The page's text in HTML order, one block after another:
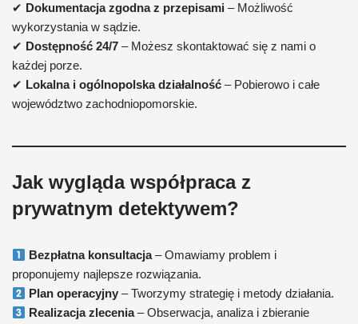
✔ Dokumentacja zgodna z przepisami – Możliwość
wykorzystania w sądzie.
✔ Dostępność 24/7 – Możesz skontaktować się z nami o
każdej porze.
✔ Lokalna i ogólnopolska działalność – Pobierowo i całe
województwo zachodniopomorskie.
Jak wygląda współpraca z
prywatnym detektywem?
Bezpłatna konsultacja– Omawiamy problem i
proponujemy najlepsze rozwiązania.
Plan operacyjny – Tworzymy strategię i metody działania.
Realizacja zlecenia– Obserwacja, analiza i zbieranie